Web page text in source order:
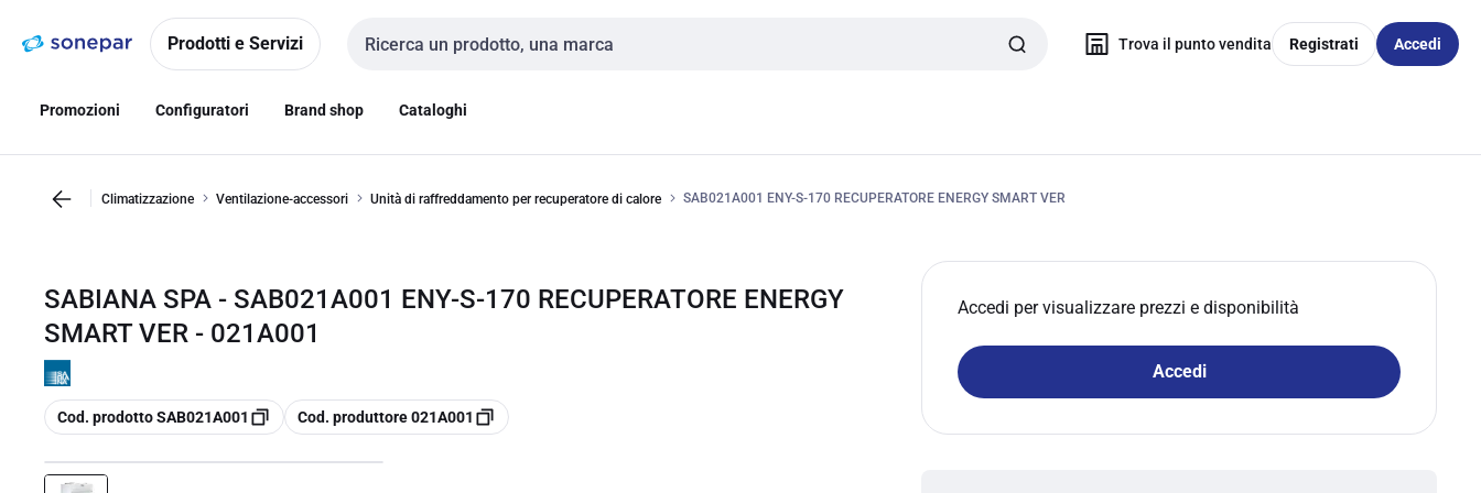
navigazionealla
Prodotti e Servizi
Cerca input
Trova il punto vendita Registrati Accedi
Promozioni Configuratori Brand shop Cataloghi
Climatizzazione Ventilazione-accessori Unità di raffreddamento per recuperatore di calore SAB021A001 ENY-S-170 RECUPERATORE ENERGY SMART VER
SABIANA SPA - SAB021A001 ENY-S-170 RECUPERATORE ENERGY
SMART VER - 021A001
copia
Cod. prodotto SAB021A001 copia
Cod. produttore 021A001
Accedi per visualizzare prezzi e disponibilità
Accedi